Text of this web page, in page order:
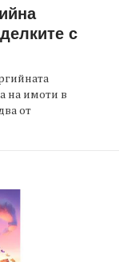
с
на имоти в
от